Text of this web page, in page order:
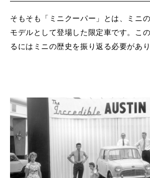
そもそも「ミニクーパー」とは、ミニ
モデルとして登場した限定車です。こ
るにはミニの歴史を振り返る必要があり